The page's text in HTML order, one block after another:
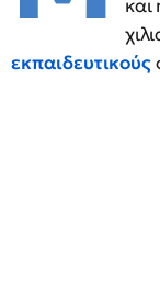
εκπαιδευτικούς